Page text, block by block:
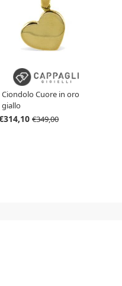
Ciondolo Cuore in oro
giallo
€349,00